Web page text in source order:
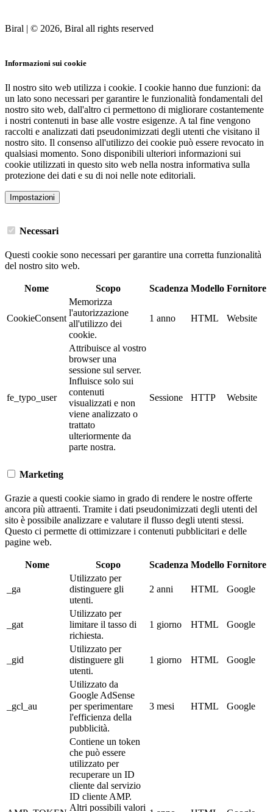
Biral | © 2026, Biral all rights reserved
Informazioni sui cookie
Il nostro sito web utilizza i cookie. I cookie hanno due funzioni: da
un lato sono necessari per garantire le funzionalità fondamentali del
nostro sito web, dall'altro ci permettono di migliorare costantemente
i nostri contenuti in base alle vostre esigenze. A tal fine vengono
raccolti e analizzati dati pseudonimizzati degli utenti che visitano il
nostro sito. Il consenso all'utilizzo dei cookie può essere revocato in
qualsiasi momento. Sono disponibili ulteriori informazioni sui
cookie utilizzati in questo sito web nella nostra informativa sulla
protezione dei dati e su di noi nelle note editoriali.
Impostazioni
Necessari
Questi cookie sono necessari per garantire una corretta funzionalità
del nostro sito web.
Nome Scopo Scadenza Modello Fornitore
CookieConsent
Memorizza
l'autorizzazione
all'utilizzo dei
cookie.
1 anno HTML Website
fe_typo_user
Attribuisce al vostro
browser una
sessione sul server.
Influisce solo sui
contenuti
visualizzati e non
viene analizzato o
trattato
ulteriormente da
parte nostra.
Sessione HTTP Website
Marketing
Grazie a questi cookie siamo in grado di rendere le nostre offerte
ancora più attraenti. Tramite i dati pseudonimizzati degli utenti del
sito è possibile analizzare e valutare il flusso degli utenti stessi.
Questo ci permette di ottimizzare i contenuti pubblicitari e delle
pagine web.
Nome Scopo Scadenza Modello Fornitore
_ga
Utilizzato per
distinguere gli
utenti.
2 anni HTML Google
_gat
Utilizzato per
limitare il tasso di
richiesta.
1 giorno HTML Google
_gid
Utilizzato per
distinguere gli
utenti.
1 giorno HTML Google
_gcl_au
Utilizzato da
Google AdSense
per sperimentare
l'efficienza della
pubblicità.
3 mesi HTML Google
Contiene un token
che può essere
utilizzato per
recuperare un ID
cliente dal servizio
ID cliente AMP.
Altri possibili valori